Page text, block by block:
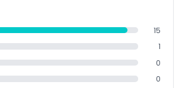
15
1
0
0